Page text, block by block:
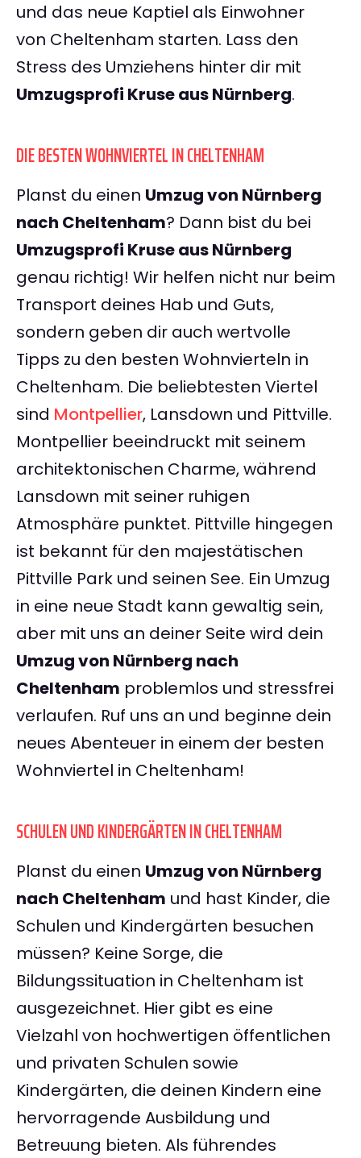
und das neue Kaptiel als Einwohner
von Cheltenham starten. Lass den
Stress des Umziehens hinter dir mit
Umzugsprofi Kruse aus Nürnberg.
DIE BESTEN WOHNVIERTEL IN CHELTENHAM
Planst du einen Umzug von Nürnberg
nach Cheltenham? Dann bist du bei
Umzugsprofi Kruse aus Nürnberg
genau richtig! Wir helfen nicht nur beim
Transport deines Hab und Guts,
sondern geben dir auch wertvolle
Tipps zu den besten Wohnvierteln in
Cheltenham. Die beliebtesten Viertel
sind Montpellier, Lansdown und Pittville.
Montpellier beeindruckt mit seinem
architektonischen Charme, während
Lansdown mit seiner ruhigen
Atmosphäre punktet. Pittville hingegen
ist bekannt für den majestätischen
Pittville Park und seinen See. Ein Umzug
in eine neue Stadt kann gewaltig sein,
aber mit uns an deiner Seite wird dein
Umzug von Nürnberg nach
Cheltenham problemlos und stressfrei
verlaufen. Ruf uns an und beginne dein
neues Abenteuer in einem der besten
Wohnviertel in Cheltenham!
SCHULEN UND KINDERGÄRTEN IN CHELTENHAM
Planst du einen Umzug von Nürnberg
nach Cheltenham und hast Kinder, die
Schulen und Kindergärten besuchen
müssen? Keine Sorge, die
Bildungssituation in Cheltenham ist
ausgezeichnet. Hier gibt es eine
Vielzahl von hochwertigen öffentlichen
und privaten Schulen sowie
Kindergärten, die deinen Kindern eine
hervorragende Ausbildung und
Betreuung bieten. Als führendes